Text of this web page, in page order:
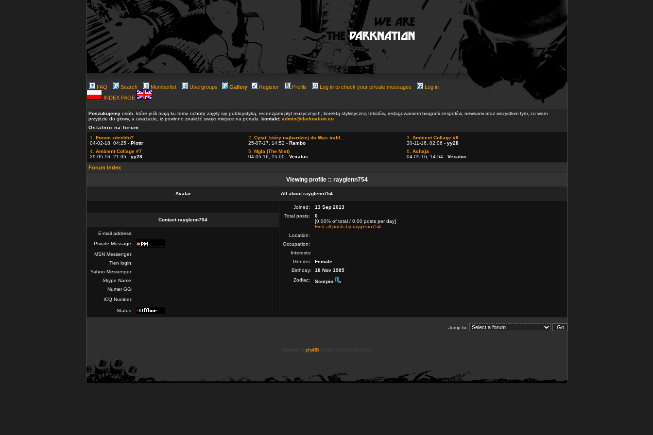
FAQ Search Memberlist Usergroups Gallery Register Profile Log in to check your private messages
Log in
INDEX PAGE
Poszukujemy osób, które jeśli mają ku temu ochotę zajęły się publicystyką, recenzjami płyt muzycznych, korektą stylistyczną tekstów, redagowaniem biografii zespołów, newsami oraz wszystkim tym, co wam
przyjdzie do głowy, a uważacie, iż powinno znaleźć swoje miejsce na portalu. kontakt: admin@darknation.eu
Ostatnio na forum
1. Forum zdechło?
04-02-18, 04:25 - Piottr
2. Cytat, który najbardziej do Was trafił...
25-07-17, 14:52 - Rambo
3. Ambient Collage #8
30-11-16, 02:06 - yy28
4. Ambient Collage #7
29-05-16, 21:05 - yy28
5. Mgla (The Mist)
04-05-16, 15:00 - Vexatus
6. Achaja
04-05-16, 14:54 - Vexatus
Forum Index
Viewing profile :: rayglenn754
Avatar All about rayglenn754
Joined:
13 Sep 2013
Total posts:
0
[0.00% of total / 0.00 posts per day]
Find all posts by rayglenn754
Location:
Occupation:
Interests:
Gender:
Female
Birthday:
18 Nov 1985
Zodiac:
Scorpio
Contact rayglenn754
E-mail address:
Private Message:
MSN Messenger:
Tlen login:
Yahoo Messenger:
Skype Name:
Numer GG:
ICQ Number:
Status:
Jump to:
phpBB© 2001, 2005 phpBB Group